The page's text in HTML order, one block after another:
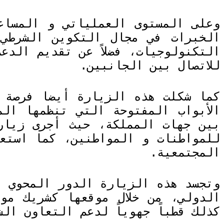
وعلى المستوى العملياتي و
الخبرات في مجال التكوين
التكنولوجيات، فضلاً عن تقديم
للاتصال بين الجانبين.
كما شكلت هذه الزيارة أيضا فرصة
الأبواب المفتوحة التي تنظمها
بين جهات المملكة، حيث أجرى
للمواطنات و المواطنين، كما
المجتمعية.
وتجسد هذه الزيارة الدور المحوي
الدولي، من خلال موقعها كشريك
كذلك قطباً جهوياً لدعم التعاون